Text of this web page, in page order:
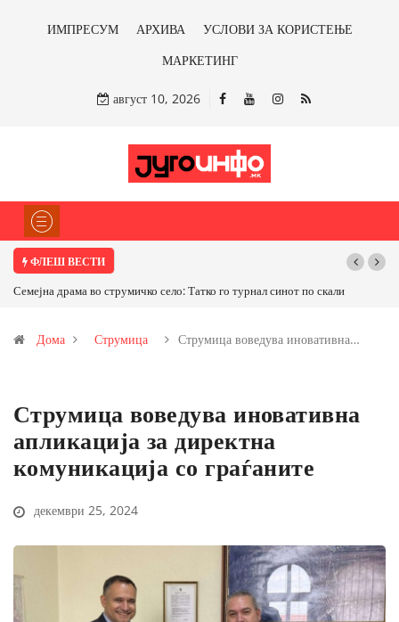
ИМПРЕСУМ АРХИВА
УСЛОВИ ЗА КОРИСТЕЊЕ
МАРКЕТИНГ
август 10, 2026
ФЛЕШ ВЕСТИ
го турнал синот по скалиТРАМП НАРЕДИ ВОЈСКАТА ДА КОРИСТИ
бакарот од Иловица и со антимонот?
Дома Струмица Струмица воведува иновативна…
Струмица воведува иновативна
апликација за директна
комуникација со граѓаните
декември 25, 2024